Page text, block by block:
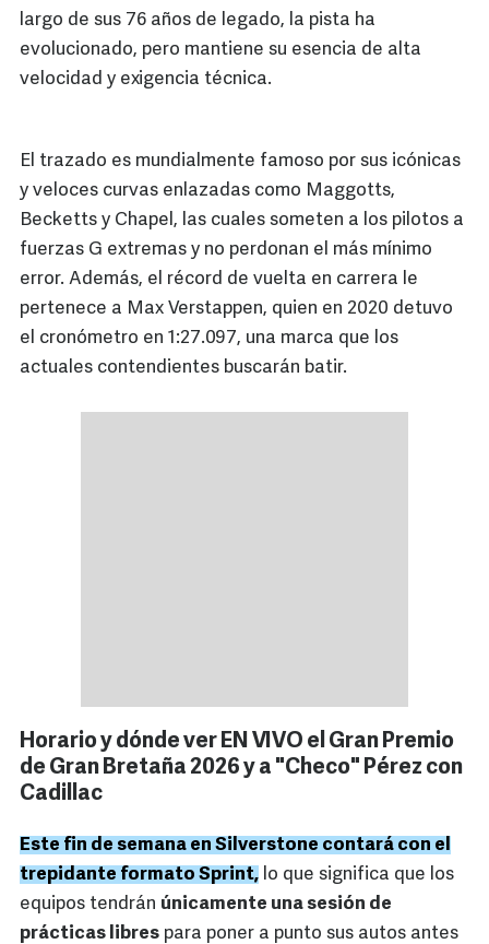
largo de sus 76 años de legado, la pista ha
evolucionado, pero mantiene su esencia de alta
velocidad y exigencia técnica.
El trazado es mundialmente famoso por sus icónicas
y veloces curvas enlazadas como Maggotts,
Becketts y Chapel, las cuales someten a los pilotos a
fuerzas G extremas y no perdonan el más mínimo
error. Además, el récord de vuelta en carrera le
pertenece a Max Verstappen, quien en 2020 detuvo
el cronómetro en 1:27.097, una marca que los
actuales contendientes buscarán batir.
Horario y dónde ver EN VIVO el Gran Premio
de Gran Bretaña 2026 y a "Checo" Pérez con
Cadillac
Este fin de semana en Silverstone contará con el
trepidante formato Sprint, lo que significa que los
equipos tendrán únicamente una sesión de
prácticas libres para poner a punto sus autos antes